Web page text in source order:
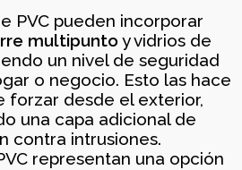
PVC pueden incorporar
multipuntoy vidrios de
un nivel de seguridad
o negocio. Esto las hace
forzar desde el exterior,
una capa adicional de
contra intrusiones.
representan una opción